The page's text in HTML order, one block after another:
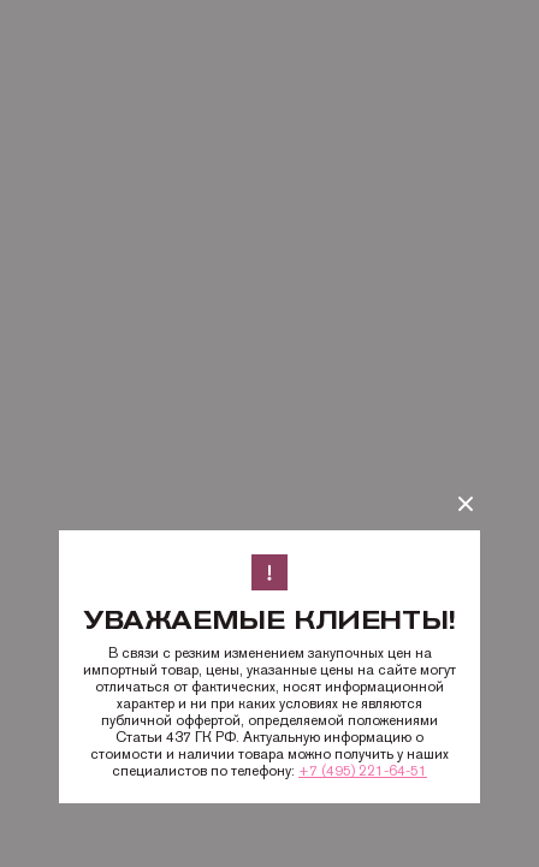
УВАЖАЕМЫЕ КЛИЕНТЫ!
В связи с резким изменением закупочных цен на
импортный товар, цены, указанные цены на сайте могут
отличаться от фактических, носят информационной
характер и ни при каких условиях не являются
публичной оффертой, определяемой положениями
Статьи 437 ГК РФ. Актуальную информацию о
стоимости и наличии товара можно получить у наших
специалистов по телефону: +7 (495) 221-64-51